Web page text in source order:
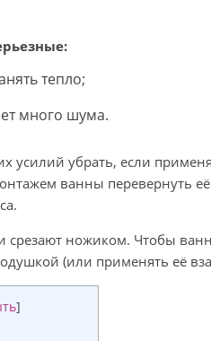
тепло;
много шума.
усилий убрать, если
ванны перевернуть
срезают ножиком. Чтобы
(или применять её
]